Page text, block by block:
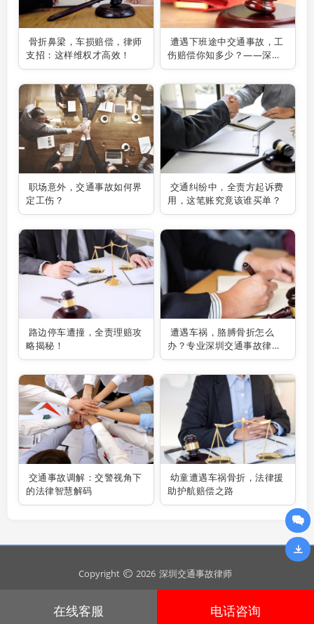
骨折鼻梁，车损赔偿，律师
支招：这样维权才高效！
遭遇下班途中交通事故，工
伤赔偿你知多少？——深圳
交通事故律师为你解疑答
惑！
职场意外，交通事故如何界
定工伤？
交通纠纷中，全责方起诉费
用，这笔账究竟该谁买单？
路边停车遭撞，全责理赔攻
略揭秘！
遭遇车祸，胳膊骨折怎么
办？专业深圳交通事故律师
助你维权
交通事故调解：交警视角下
的法律智慧解码
幼童遭遇车祸骨折，法律援
助护航赔偿之路
Copyright 2026 深圳交通事故律师
粤ICP备2024295643号 安全运行895天
在线客服 电话咨询